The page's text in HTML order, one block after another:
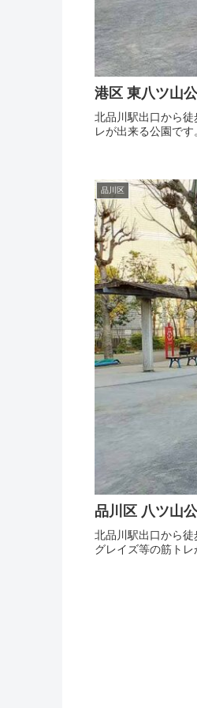
港区 東八ツ山
北品川駅出口から
レが出来る公園です
品川区
品川区 八ツ山
北品川駅出口から
グレイズ等の筋トレ